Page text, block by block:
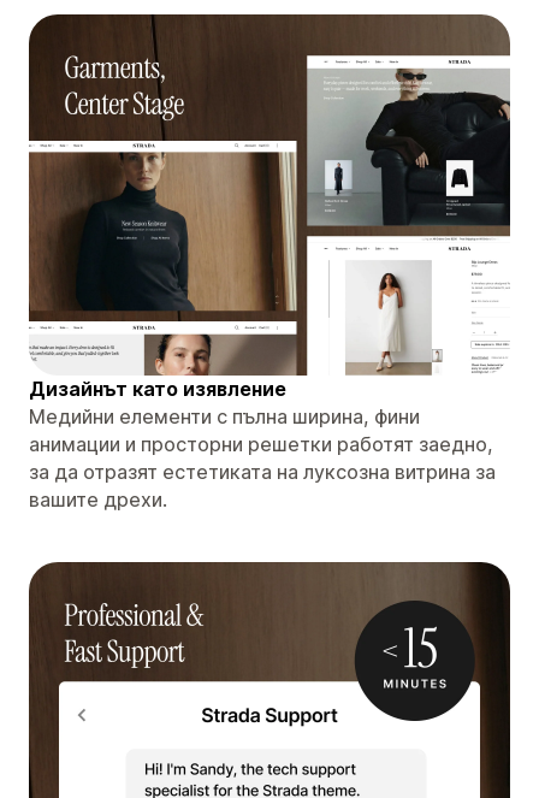
Дизайнът като изявление
Медийни елементи с пълна ширина, фини
анимации и просторни решетки работят заедно,
за да отразят естетиката на луксозна витрина за
вашите дрехи.